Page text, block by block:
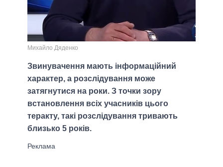
Михайло Дяденко
Звинувачення мають інформаційний
характер, а розслідування може
затягнутися на роки. З точки зору
встановлення всіх учасників цього
теракту, такі розслідування тривають
близько 5 років.